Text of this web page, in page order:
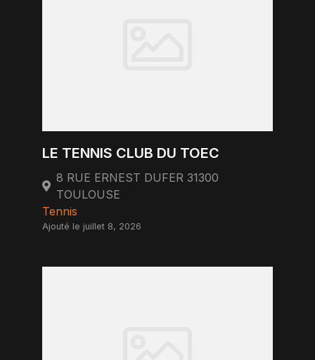
LE TENNIS CLUB DU TOEC
8 RUE ERNEST DUFER 31300
TOULOUSE
Tennis
Ajouté le juillet 8, 2026